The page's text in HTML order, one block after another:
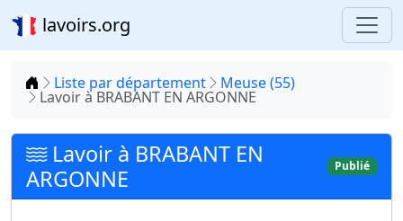
lavoirs.org
Accueil
Liste par département Meuse (55)
Lavoir à BRABANT EN ARGONNE
Lavoir à BRABANT EN
ARGONNE
Publié